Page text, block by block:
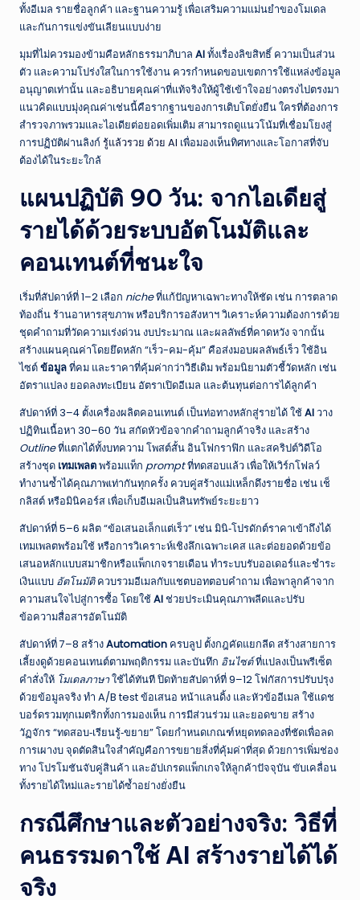
ทั้งอีเมล รายชื่อลูกค้า และฐานความรู้ เพื่อเสริมความแม่นยำของโมเดล
และกันการแข่งขันเลียนแบบง่าย
มุมที่ไม่ควรมองข้ามคือหลักธรรมาภิบาล AIทั้งเรื่องลิขสิทธิ์ ความเป็นส่วน
ตัว และความโปร่งใสในการใช้งาน ควรกำหนดขอบเขตการใช้แหล่งข้อมูล
อนุญาตเท่านั้น และอธิบายคุณค่าที่แท้จริงให้ผู้ใช้เข้าใจอย่างตรงไปตรงมา
แนวคิดแบบมุ่งคุณค่าเช่นนี้คือรากฐานของการเติบโตยั่งยืน ใครที่ต้องการ
สำรวจภาพรวมและไอเดียต่อยอดเพิ่มเติม สามารถดูแนวโน้มที่เชื่อมโยงสู่
การปฏิบัติผ่านลิงก์ รู้แล้วรวย ด้วย AI เพื่อมองเห็นทิศทางและโอกาสที่จับ
ต้องได้ในระยะใกล้
แผนปฏิบัติ 90 วัน: จากไอเดียสู่
รายได้ด้วยระบบอัตโนมัติและ
คอนเทนต์ที่ชนะใจ
เริ่มที่สัปดาห์ที่ 1–2 เลือก nicheที่แก้ปัญหาเฉพาะทางให้ชัด เช่น การตลาด
ท้องถิ่น ร้านอาหารสุขภาพ หรือบริการอสังหาฯ วิเคราะห์ความต้องการด้วย
ชุดคำถามที่วัดความเร่งด่วน งบประมาณ และผลลัพธ์ที่คาดหวัง จากนั้น
สร้างแผนคุณค่าโดยยึดหลัก “เร็ว-คม-คุ้ม” คือส่งมอบผลลัพธ์เร็ว ใช้อิน
ไซต์ข้อมูลที่คม และราคาที่คุ้มค่ากว่าวิธีเดิม พร้อมนิยามตัวชี้วัดหลัก เช่น
อัตราแปลง ยอดลงทะเบียน อัตราเปิดอีเมล และต้นทุนต่อการได้ลูกค้า
สัปดาห์ที่ 3–4 ตั้งเครื่องผลิตคอนเทนต์ เป็นท่อทางหลักสู่รายได้ ใช้AIวาง
ปฏิทินเนื้อหา 30–60 วัน สกัดหัวข้อจากคำถามลูกค้าจริง และสร้าง
Outlineที่แตกได้ทั้งบทความ โพสต์สั้น อินโฟกราฟิก และสคริปต์วิดีโอ
สร้างชุด เทมเพลตพร้อมแท็ก promptที่ทดสอบแล้ว เพื่อให้เวิร์กโฟลว์
ทำงานซ้ำได้คุณภาพเท่ากันทุกครั้ง ควบคู่สร้างแม่เหล็กดึงรายชื่อ เช่น เช็
กลิสต์ หรือมินิคอร์ส เพื่อเก็บอีเมลเป็นสินทรัพย์ระยะยาว
สัปดาห์ที่ 5–6 ผลิต “ข้อเสนอเล็กแต่เร็ว” เช่น มินิ‑โปรดักต์ราคาเข้าถึงได้
เทมเพลตพร้อมใช้ หรือการวิเคราะห์เชิงลึกเฉพาะเคส และต่อยอดด้วยข้อ
เสนอหลักแบบสมาชิกหรือแพ็กเกจรายเดือน ทำระบบรับออเดอร์และชำระ
เงินแบบ อัตโนมัติควบรวมอีเมลกับแชตบอทตอบคำถาม เพื่อพาลูกค้าจาก
ความสนใจไปสู่การซื้อ โดยใช้AIช่วยประเมินคุณภาพลีดและปรับ
ข้อความสื่อสารอัตโนมัติ
สัปดาห์ที่ 7–8 สร้างAutomation ครบลูป ตั้งกฎคัดแยกลีด สร้างสายการ
เลี้ยงดูด้วยคอนเทนต์ตามพฤติกรรม และบันทึก อินไซต์ที่แปลงเป็นพรีเซ็ต
คำสั่งให้ โมเดลภาษาใช้ได้ทันที ปิดท้ายสัปดาห์ที่ 9–12 โฟกัสการปรับปรุง
ด้วยข้อมูลจริง ทำ A/B test ข้อเสนอ หน้าแลนดิ้ง และหัวข้ออีเมล ใช้แดช
บอร์ดรวมทุกเมตริกทั้งการมองเห็น การมีส่วนร่วม และยอดขาย สร้าง
วัฏจักร “ทดสอบ‑เรียนรู้‑ขยาย” โดยกำหนดเกณฑ์หยุดทดลองที่ชัดเพื่อลด
การเผางบ จุดตัดสินใจสำคัญคือการขยายสิ่งที่คุ้มค่าที่สุด ด้วยการเพิ่มช่อง
ทาง โปรโมชันจับคู่สินค้า และอัปเกรดแพ็กเกจให้ลูกค้าปัจจุบัน ขับเคลื่อน
ทั้งรายได้ใหม่และรายได้ซ้ำอย่างยั่งยืน
กรณีศึกษาและตัวอย่างจริง: วิธีที่
คนธรรมดาใช้ AI สร้างรายได้ได้
จริง